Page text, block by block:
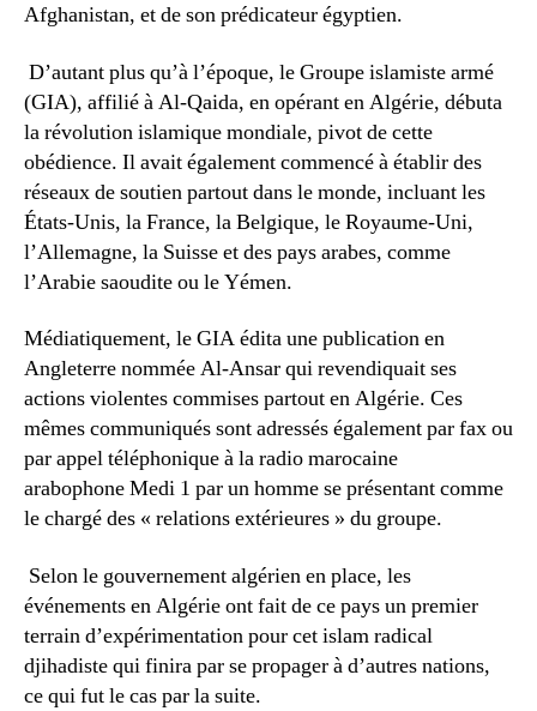
Afghanistan, et de son prédicateur égyptien.
D’autant plus qu’à l’époque, le Groupe islamiste armé
(GIA), affilié à Al-Qaida, en opérant en Algérie, débuta
la révolution islamique mondiale, pivot de cette
obédience. Il avait également commencé à établir des
réseaux de soutien partout dans le monde, incluant les
États-Unis, la France, la Belgique, le Royaume-Uni,
l’Allemagne, la Suisse et des pays arabes, comme
l’Arabie saoudite ou le Yémen.
Médiatiquement, le GIA édita une publication en
Angleterre nommée Al-Ansar qui revendiquait ses
actions violentes commises partout en Algérie. Ces
mêmes communiqués sont adressés également par fax ou
par appel téléphonique à la radio marocaine
arabophone Medi 1 par un homme se présentant comme
le chargé des « relations extérieures » du groupe.
Selon le gouvernement algérien en place, les
événements en Algérie ont fait de ce pays un premier
terrain d’expérimentation pour cet islam radical
djihadiste qui finira par se propager à d’autres nations,
ce qui fut le cas par la suite.